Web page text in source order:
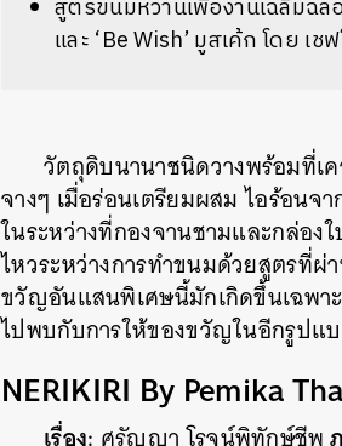
สูตรขนมหวานเพื่องานเฉลิมฉล
และ ‘Be Wish’ มูสเค้ก โดย
วัตถุดิบนานาชนิดวางพร้อมที่เ
จางๆ เมื่อร่อนเตรียมผสม ไอร้อนจ
ในระหว่างที่กองจานชามและกล่อ
ไหวระหว่างการทำขนมด้วยสูตรที่
ขวัญอันแสนพิเศษนี้มักเกิดขึ้นเฉพา
ไปพบกับการให้ของขวัญในอีกรูปแ
NERIKIRI By Pemika